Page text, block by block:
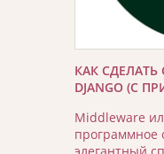
КАК СДЕЛАТЬ
DJANGO (С
Middleware
программное
элегантный